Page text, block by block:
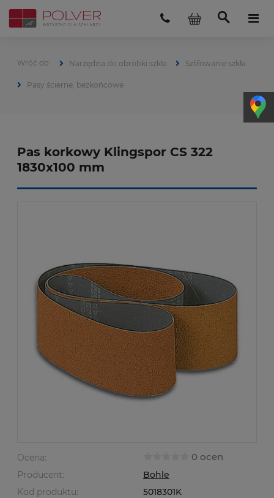
Narzędzia do obróbki szkła Szlifowanie szkła
Pasy ścierne, bezkońcowe
Pas korkowy Klingspor CS 322
1830x100 mm
Ocena: 0 ocen
Producent:
Bohle
Kod produktu:
5018301K